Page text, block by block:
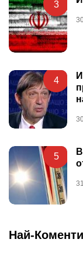
3
4
5
Най-